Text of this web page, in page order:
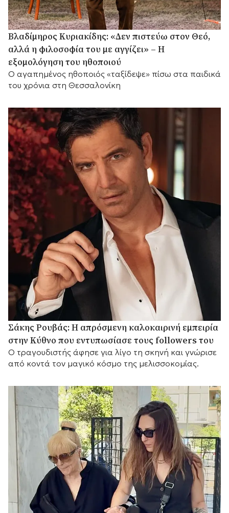
Βλαδίμηρος Κυριακίδης: «Δεν πιστεύω στον Θεό,
αλλά η φιλοσοφία του με αγγίζει» – Η
εξομολόγηση του ηθοποιού
Ο αγαπημένος ηθοποιός «ταξίδεψε» πίσω στα παιδικά
του χρόνια στη Θεσσαλονίκη
Σάκης Ρουβάς: Η απρόσμενη καλοκαιρινή εμπειρία
στην Κύθνο που εντυπωσίασε τους followers του
Ο τραγουδιστής άφησε για λίγο τη σκηνή και γνώρισε
από κοντά τον μαγικό κόσμο της μελισσοκομίας.